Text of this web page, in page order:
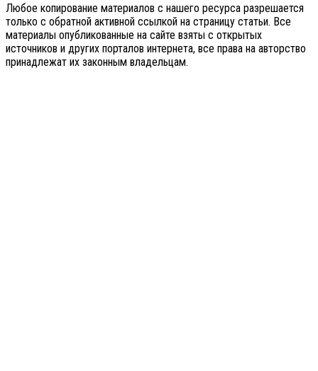
Любое копирование материалов с нашего ресурса разрешается
только с обратной активной ссылкой на страницу статьи. Все
материалы опубликованные на сайте взяты с открытых
источников и других порталов интернета, все права на авторство
принадлежат их законным владельцам.